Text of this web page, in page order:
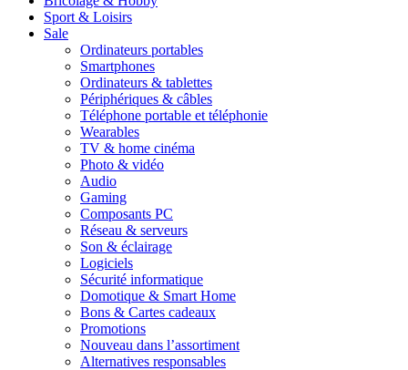
Sport & Loisirs
Sale
Ordinateurs portables
Smartphones
Ordinateurs & tablettes
Périphériques & câbles
Téléphone portable et téléphonie
Wearables
TV & home cinéma
Photo & vidéo
Audio
Gaming
Composants PC
Réseau & serveurs
Son & éclairage
Logiciels
Sécurité informatique
Domotique & Smart Home
Bons & Cartes cadeaux
Promotions
Nouveau dans l’assortiment
Alternatives responsables